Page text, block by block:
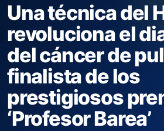
Una técnica del
revoluciona el
del cáncer de
finalista de los
prestigiosos
‘Profesor Barea’